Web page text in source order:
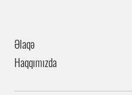
Əlaqə
Haqqımızda